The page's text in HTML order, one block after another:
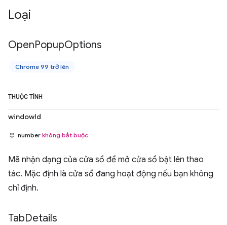
Loại
OpenPopupOptions
Chrome 99 trở lên
THUỘC TÍNH
windowId
number không bắt buộc
Mã nhận dạng của cửa sổ để mở cửa sổ bật lên thao
tác. Mặc định là cửa sổ đang hoạt động nếu bạn không
chỉ định.
TabDetails